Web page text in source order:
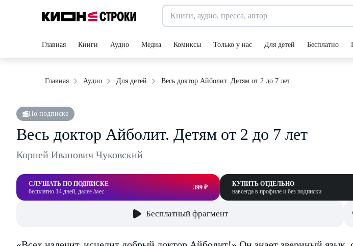
Главная Книги Аудио Медиа Комиксы Только у нас Для детей Бесплатно
Главная Аудио Для детей Весь доктор Айболит. Детям от 2 до 7 лет
По подписке
Весь доктор Айболит. Детям от 2 до 7 лет
Корней Иванович Чуковский
СЛУШАТЬ ПО ПОДПИСКЕ
бесплатно 14 дней, далее /мес
399 ₽
КУПИТЬ ОТДЕЛЬНО
навсегда в профиле и без подписки
Бесплатный фрагмент